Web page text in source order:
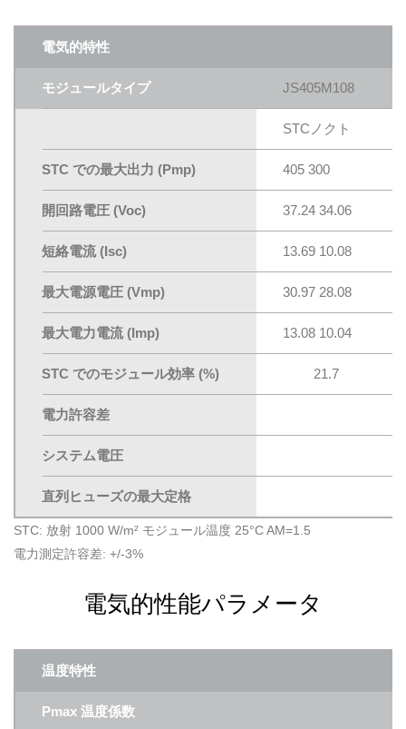
電気的特性
モジュールタイプ JS405M108
STCノクト
STC での最大出力 (Pmp) 405 300
開回路電圧 (Voc) 37.24 34.06
短絡電流 (Isc) 13.69 10.08
最大電源電圧 (Vmp) 30.97 28.08
最大電力電流 (Imp) 13.08 10.04
STC でのモジュール効率 (%) 21.7
電力許容差
システム電圧
直列ヒューズの最大定格
STC: 放射 1000 W/m² モジュール温度 25°C AM=1.5
電力測定許容差: +/-3%
電気的性能パラメータ
温度特性
Pmax 温度係数